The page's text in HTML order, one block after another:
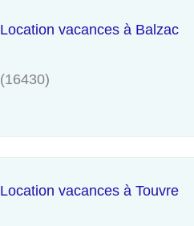
Location vacances à Balzac
(16430)
Location vacances à Touvre